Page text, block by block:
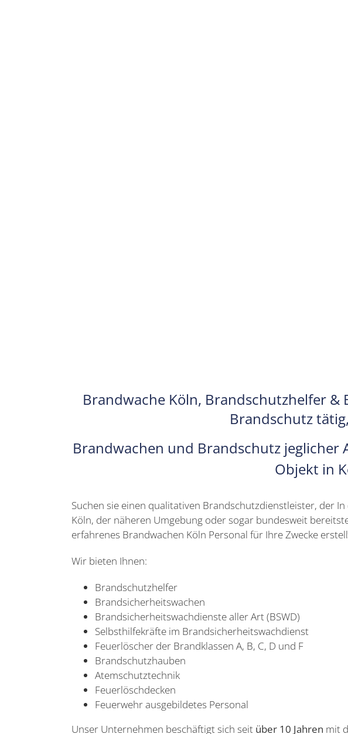
Brandwache Köln, Brandschutzhelfer &
Brandschutz
Brandwachen und Brandschutz jeglicher
Objekt in
Suchen sie einen qualitativen Brandschutzdienstleister, der
Köln, der näheren Umgebung oder sogar bundesweit
erfahrenes Brandwachen Köln Personal für Ihre Zwecke
Wir bieten Ihnen:
Brandschutzhelfer
Brandsicherheitswachen
Brandsicherheitswachdienste aller Art (BSWD)
Selbsthilfekräfte im Brandsicherheitswachdienst
Feuerlöscher der Brandklassen A, B, C, D und F
Brandschutzhauben
Atemschutztechnik
Feuerlöschdecken
Feuerwehr ausgebildetes Personal
Unser Unternehmen beschäftigt sich seit über 10 Jahren mit